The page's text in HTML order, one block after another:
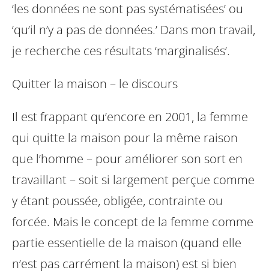
‘les données ne sont pas systématisées’ ou
‘qu’il n’y a pas de données.’ Dans mon travail,
je recherche ces résultats ‘marginalisés’.
Quitter la maison – le discours
Il est frappant qu’encore en 2001, la femme
qui quitte la maison pour la même raison
que l’homme – pour améliorer son sort en
travaillant – soit si largement perçue comme
y étant poussée, obligée, contrainte ou
forcée. Mais le concept de la femme comme
partie essentielle de la maison (quand elle
n’est pas carrément la maison) est si bien